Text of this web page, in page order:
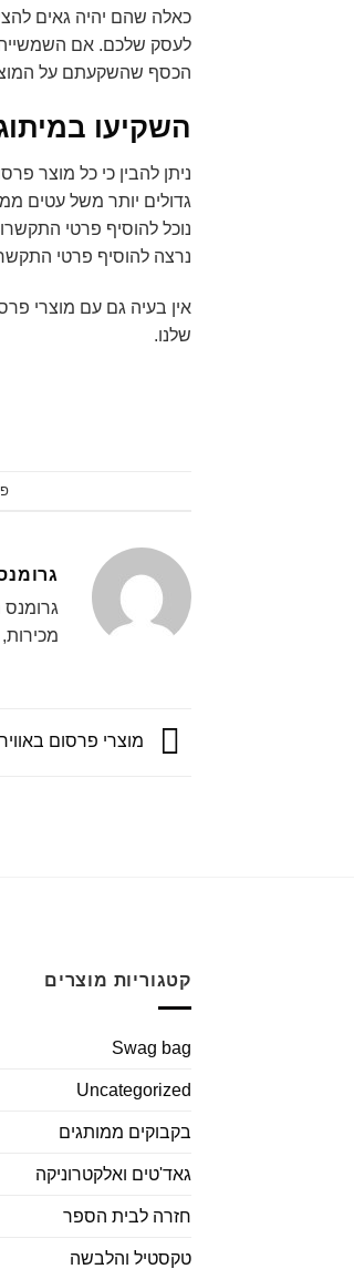
כאלה שהם יהיה גאים
לעסק שלכם. אם השמשייה
הכסף שהשקעתם על
השקיעו
ניתן להבין כי כל מוצר
גדולים יותר משל עטים
נוכל להוסיף פרטי
נרצה להוסיף פרטי
אין בעיה גם עם מוצרי
שלנו.
מכירות, מעל 15 שנות ניסיון
מוצרי פרסום
קטגוריות מוצרים
Swag bag
Uncategorized
בקבוקים ממותגים
גאד'טים ואלקטרוניקה
חזרה לבית הספר
טקסטיל והלבשה